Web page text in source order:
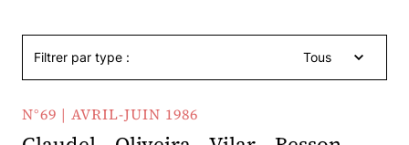
Filtrer par type : Tous
N°69 | AVRIL-JUIN 1986